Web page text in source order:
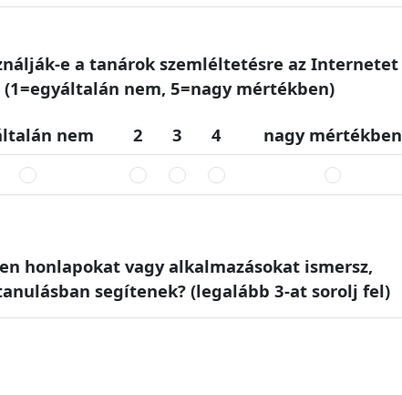
e a tanárok szemléltetésre az Internetet
nem, 5=nagy mértékben)
nem 2 3 4 nagy mértékben
honlapokat vagy alkalmazásokat ismersz,
segítenek? (legalább 3-at sorolj fel)